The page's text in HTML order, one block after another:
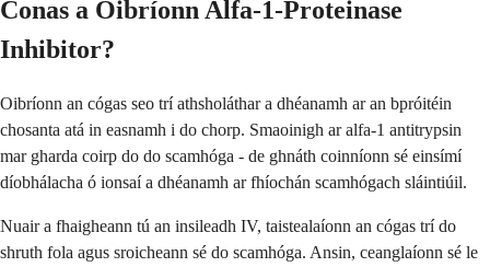
Conas a Oibríonn Alfa-1-Proteinase
Inhibitor?
Oibríonn an cógas seo trí athsholáthar a dhéanamh ar an bpróitéin
chosanta atá in easnamh i do chorp. Smaoinigh ar alfa-1 antitrypsin
mar gharda coirp do do scamhóga - de ghnáth coinníonn sé einsímí
díobhálacha ó ionsaí a dhéanamh ar fhíochán scamhógach sláintiúil.
Nuair a fhaigheann tú an insileadh IV, taistealaíonn an cógas trí do
shruth fola agus sroicheann sé do scamhóga. Ansin, ceanglaíonn sé le